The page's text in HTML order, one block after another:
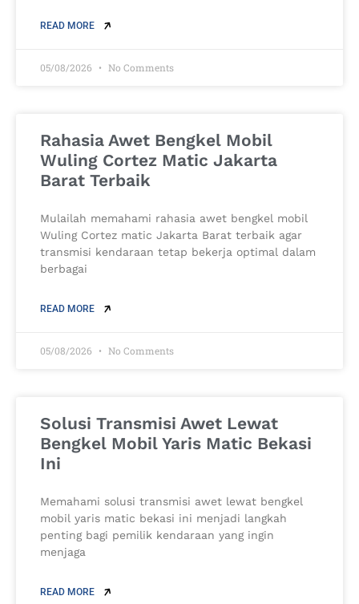
READ MORE
05/08/2026 No Comments
Rahasia Awet Bengkel Mobil
Wuling Cortez Matic Jakarta
Barat Terbaik
Mulailah memahami rahasia awet bengkel mobil
Wuling Cortez matic Jakarta Barat terbaik agar
transmisi kendaraan tetap bekerja optimal dalam
berbagai
READ MORE
05/08/2026 No Comments
Solusi Transmisi Awet Lewat
Bengkel Mobil Yaris Matic Bekasi
Ini
Memahami solusi transmisi awet lewat bengkel
mobil yaris matic bekasi ini menjadi langkah
penting bagi pemilik kendaraan yang ingin
menjaga
READ MORE